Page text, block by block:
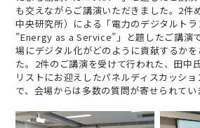
も交えながらご講演いただきました。2件
中央研究所）による「電力のデジタルト
”Energy as a Service”」と題したご講演
場にデジタル化がどのように貢献するか
た。2件のご講演を受けて行われた、田中
リストにお迎えしたパネルディスカッシ
で、会場からは多数の質問が寄せられてい